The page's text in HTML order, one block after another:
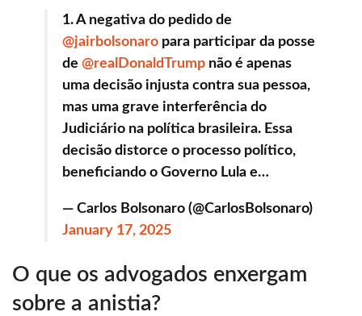
1. A negativa do pedido de
@jairbolsonaro para participar da posse
de @realDonaldTrump não é apenas
uma decisão injusta contra sua pessoa,
mas uma grave interferência do
Judiciário na política brasileira. Essa
decisão distorce o processo político,
beneficiando o Governo Lula e…
— Carlos Bolsonaro (@CarlosBolsonaro)
January 17, 2025
O que os advogados enxergam
sobre a anistia?